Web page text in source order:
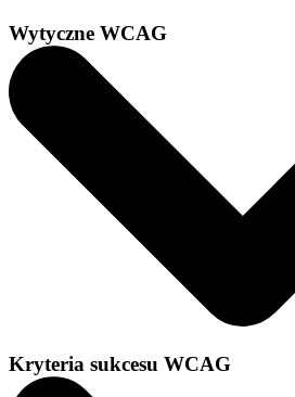
Wytyczne WCAG
Kryteria sukcesu WCAG